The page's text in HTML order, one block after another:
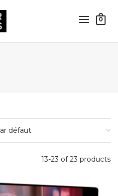
0
13-23 of 23 products